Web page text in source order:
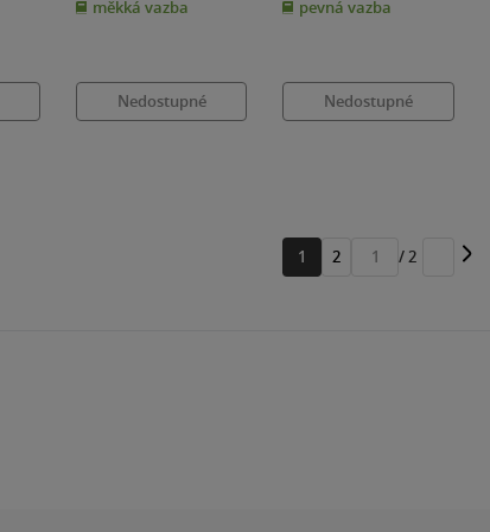
5
hvězdiček
měkká vazba
Nedostupné
5
hvězdiček
pevná vazba
Nedostupné
1 2
Přejít
/ 2